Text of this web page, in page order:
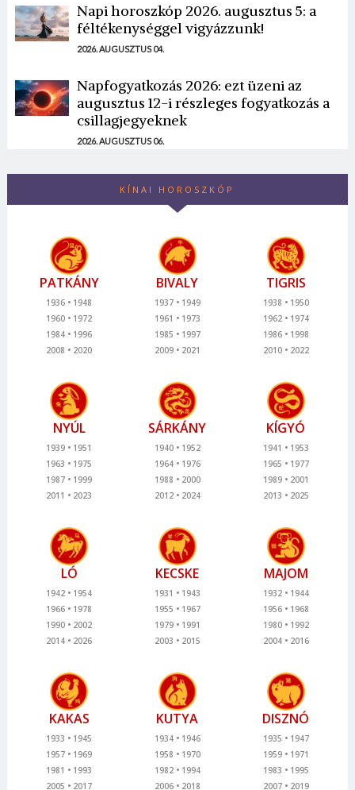
Napi horoszkóp 2026. augusztus 5: a
féltékenységgel vigyázzunk!
2026. AUGUSZTUS 04.
Napfogyatkozás 2026: ezt üzeni az
augusztus 12-i részleges fogyatkozás a
csillagjegyeknek
2026. AUGUSZTUS 06.
KÍNAI HOROSZKÓP
PATKÁNY
1936
1948
1960
1972
1984
1996
2008
2020
BIVALY
1937
1949
1961
1973
1985
1997
2009
2021
TIGRIS
1938
1950
1962
1974
1986
1998
2010
2022
NYÚL
1939
1951
1963
1975
1987
1999
2011
2023
SÁRKÁNY
1940
1952
1964
1976
1988
2000
2012
2024
KÍGYÓ
1941
1953
1965
1977
1989
2001
2013
2025
LÓ
1942
1954
1966
1978
1990
2002
2014
2026
KECSKE
1931
1943
1955
1967
1979
1991
2003
2015
MAJOM
1932
1944
1956
1968
1980
1992
2004
2016
KAKAS
1933
1945
1957
1969
1981
1993
2005
2017
KUTYA
1934
1946
1958
1970
1982
1994
2006
2018
DISZNÓ
1935
1947
1959
1971
1983
1995
2007
2019